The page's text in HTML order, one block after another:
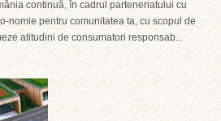
continuă, în cadrul parteneriatului cu
nomie pentru comunitatea ta, cu scopul de
atitudini de consumatori responsab...